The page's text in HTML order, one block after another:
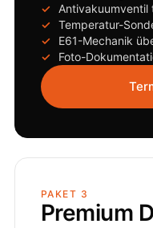
Antivakuumventil
Temperatur-
E61-Mechanik
Foto-
PAKET 3
Premium